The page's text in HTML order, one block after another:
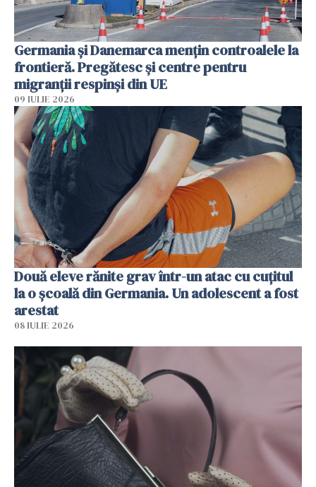
Germania și Danemarca mențin controalele la
frontieră. Pregătesc și centre pentru
migranții respinși din UE
09 IULIE 2026
Două eleve rănite grav într-un atac cu cuțitul
la o școală din Germania. Un adolescent a fost
arestat
08 IULIE 2026